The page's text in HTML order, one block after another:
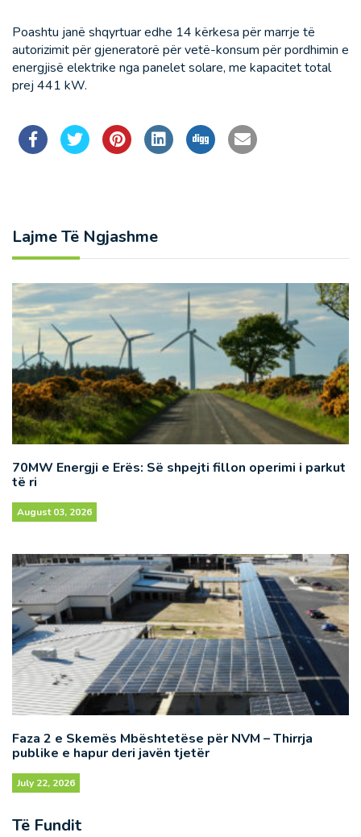
Poashtu janë shqyrtuar edhe 14 kërkesa për marrje të
autorizimit për gjeneratorë për vetë-konsum për pordhimin e
energjisë elektrike nga panelet solare, me kapacitet total
prej 441 kW.
Lajme Të Ngjashme
70MW Energji e Erës: Së shpejti fillon operimi i parkut
të ri
August 03, 2026
Faza 2 e Skemës Mbështetëse për NVM – Thirrja
publike e hapur deri javën tjetër
July 22, 2026
Të Fundit